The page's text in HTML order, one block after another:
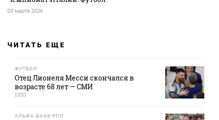
03 марта 2026
ЧИТАТЬ ЕЩЕ
ФУТБОЛ
Отец Лионеля Месси скончался в
возрасте 68 лет — СМИ
13:51
АЛЬФА-БАНК РПЛ